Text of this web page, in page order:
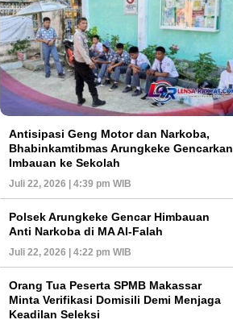
Antisipasi Geng Motor dan Narkoba,
Bhabinkamtibmas Arungkeke Gencarkan
Imbauan ke Sekolah
Juli 22, 2026 | 4:39 pm WIB
Polsek Arungkeke Gencar Himbauan
Anti Narkoba di MA Al-Falah
Juli 22, 2026 | 4:22 pm WIB
Orang Tua Peserta SPMB Makassar
Minta Verifikasi Domisili Demi Menjaga
Keadilan Seleksi